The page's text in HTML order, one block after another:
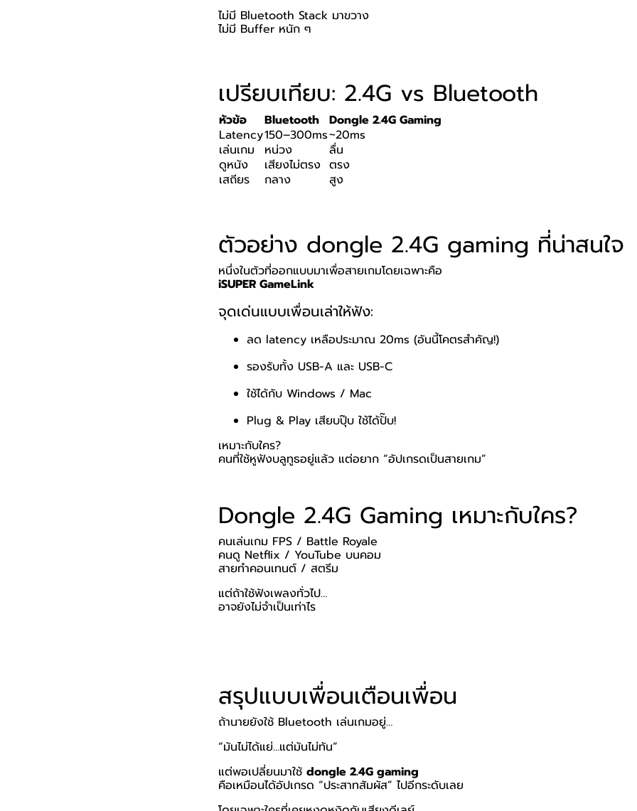
ไม่มี Bluetooth Stack มาขวาง
ไม่มี Buffer หนัก ๆ
เปรียบเทียบ: 2.4G vs Bluetooth
หัวข้อ Bluetooth Dongle 2.4G Gaming
Latency150–300ms~20ms
เล่นเกม
หน่วง
ลื่น
ดูหนัง
เสียงไม่ตรง ตรง
เสถียร
กลาง สูง
ตัวอย่าง dongle 2.4G gaming ที่น่าสนใจ
หนึ่งในตัวที่ออกแบบมาเพื่อสายเกมโดยเฉพาะคือ
iSUPER GameLink
จุดเด่นแบบเพื่อนเล่าให้ฟัง:
ลด latency เหลือประมาณ 20ms (อันนี้โคตรสำคัญ!)
รองรับทั้ง USB-A และ USB-C
ใช้ได้กับ Windows / Mac
Plug & Play เสียบปุ๊บ ใช้ได้ปั๊บ!
เหมาะกับใคร?
คนที่ใช้หูฟังบลูทูธอยู่แล้ว แต่อยาก “อัปเกรดเป็นสายเกม”
Dongle 2.4G Gaming เหมาะกับใคร?
คนเล่นเกม FPS / Battle Royale
คนดู Netflix / YouTube บนคอม
สายทำคอนเทนต์ / สตรีม
แต่ถ้าใช้ฟังเพลงทั่วไป…
อาจยังไม่จำเป็นเท่าไร
สรุปแบบเพื่อนเตือนเพื่อน
ถ้านายยังใช้ Bluetooth เล่นเกมอยู่…
“มันไม่ได้แย่…แต่มันไม่ทัน”
แต่พอเปลี่ยนมาใช้ dongle 2.4G gaming
คือเหมือนได้อัปเกรด “ประสาทสัมผัส” ไปอีกระดับเลย